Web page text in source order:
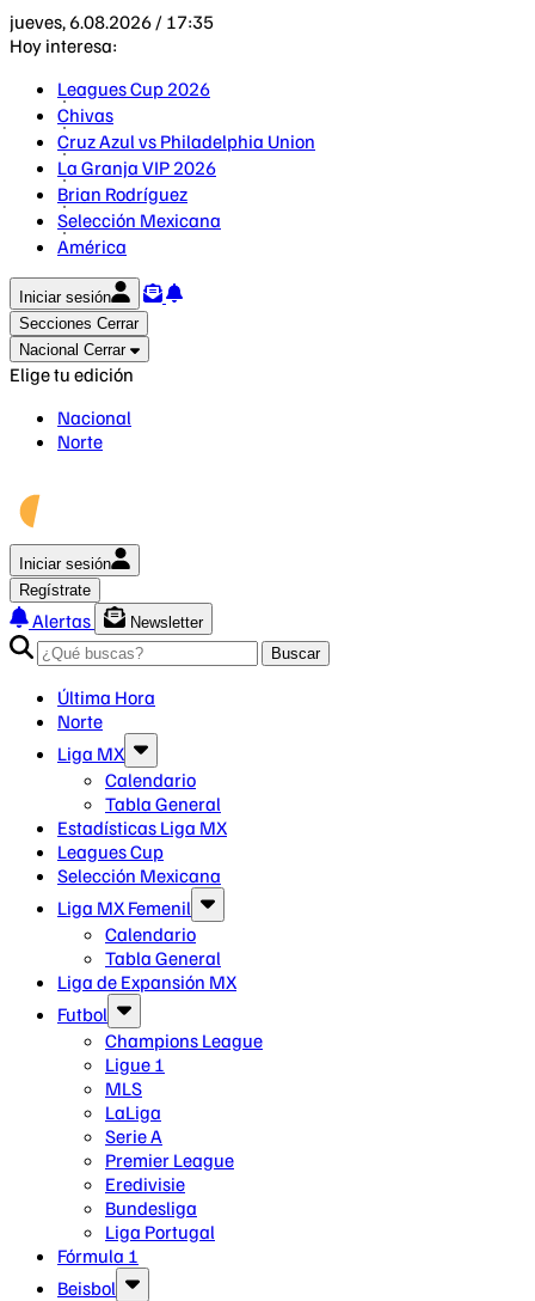
jueves, 6.08.2026 / 17:35
Hoy interesa:
Leagues Cup 2026
Chivas
Cruz Azul vs Philadelphia Union
La Granja VIP 2026
Brian Rodríguez
Selección Mexicana
América
Iniciar sesión
Secciones Cerrar
Nacional Cerrar
Elige tu edición
Nacional
Norte
Iniciar sesión
Regístrate
Alertas
Newsletter
Buscar
Última Hora
Norte
Liga MX
Calendario
Tabla General
Estadísticas Liga MX
Leagues Cup
Selección Mexicana
Liga MX Femenil
Calendario
Tabla General
Liga de Expansión MX
Futbol
Champions League
Ligue 1
MLS
LaLiga
Serie A
Premier League
Eredivisie
Bundesliga
Liga Portugal
Fórmula 1
Beisbol